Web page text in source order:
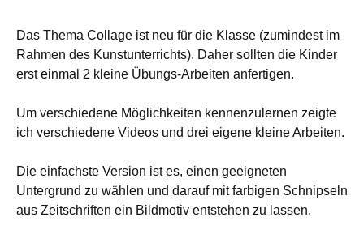
Das Thema Collage ist neu für die Klasse (zumindest im
Rahmen des Kunstunterrichts). Daher sollten die Kinder
erst einmal 2 kleine Übungs-Arbeiten anfertigen.
Um verschiedene Möglichkeiten kennenzulernen zeigte
ich verschiedene Videos und drei eigene kleine Arbeiten.
Die einfachste Version ist es, einen geeigneten
Untergrund zu wählen und darauf mit farbigen Schnipseln
aus Zeitschriften ein Bildmotiv entstehen zu lassen.